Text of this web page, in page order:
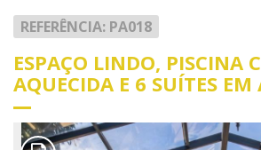
REFERÊNCIA: PA018
ESPAÇO LINDO, PISCINA
AQUECIDA E 6 SUÍTES EM